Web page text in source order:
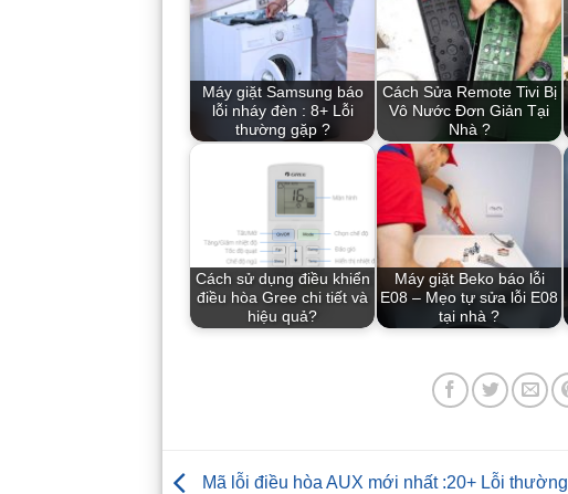
Máy giặt Samsung báo
lỗi nháy đèn : 8+ Lỗi
thường gặp ?
Cách Sửa Remote Tivi Bị
Vô Nước Đơn Giản Tại
Nhà ?
Cách sử dụng điều khiển
điều hòa Gree chi tiết và
hiệu quả?
Máy giặt Beko báo lỗi
E08 – Mẹo tự sửa lỗi E08
tại nhà ?
Mã lỗi điều hòa AUX mới nhất :20+ Lỗi thường